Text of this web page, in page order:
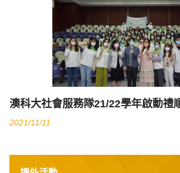
澳科大社會服務隊21/22學年啟動禮
2021/11/11